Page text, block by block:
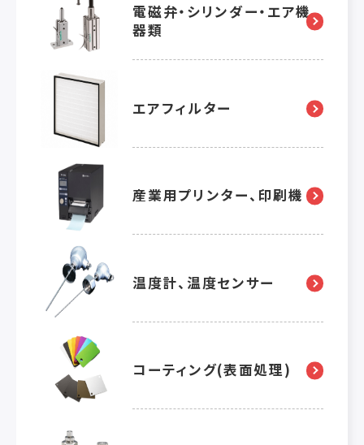
電磁弁・シリンダー・エア機
器類
エアフィルター
産業用プリンター、印刷機
温度計、温度センサー
コーティング(表面処理)